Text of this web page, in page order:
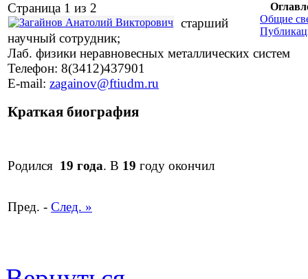
Общие
Страница 1 из 2
старший
научный сотрудник;
Лаб. физики неравновесных металлических систем
Телефон: 8(3412)437901
E-mail: zagainov@ftiudm.ru
Краткая биография
Родился 19 года. В 19 году окончил
Пред. - След. »